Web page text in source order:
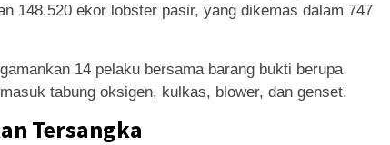
148.520 ekor lobster pasir, yang dikemas dalam 747
14 pelaku bersama barang bukti berupa
tabung oksigen, kulkas, blower, dan genset.
Tersangka